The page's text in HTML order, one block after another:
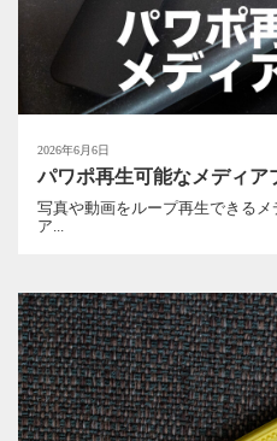
2026年6月6日
パワポ再生可能なメディア
写真や動画をループ再生できる
ア...